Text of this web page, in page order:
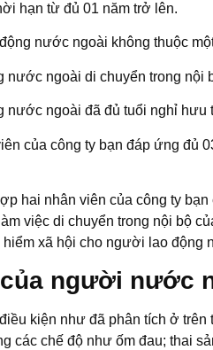
hạn từ đủ 01 năm trở lên.
nước ngoài không thuộc
nước ngoài di chuyển trong nội
nước ngoài đã đủ tuổi nghỉ
của công ty bạn đáp ứng đủ
hai nhân viên của công ty
việc di chuyển trong nội bộ
xã hội cho người lao
người nước
kiện như đã phân tích ở
các chế độ như ốm đau; thai